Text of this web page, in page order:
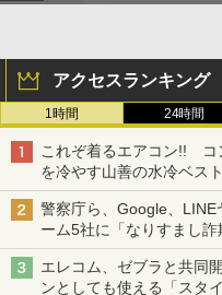
アクセスランキング
1時間 24時間
これぞ着るエアコン!! コ
を冷やす山善の水冷ベス
ち・ざ・ろーど！その14
警察庁ら、Google、LINE
ーム5社に「なりすまし
真や映像を使った投資詐
エレコム、ゼブラと共同
ンとしても使える「スタ